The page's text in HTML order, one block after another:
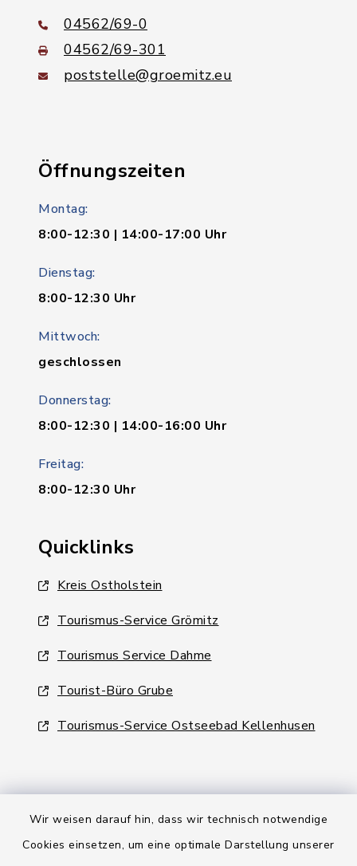
Wir weisen darauf hin, dass wir technisch notwendige
Cookies einsetzen, um eine optimale Darstellung unserer
04562/69-0
04562/69-301
poststelle@groemitz.eu
Öffnungszeiten
Montag:
8:00-12:30 | 14:00-17:00 Uhr
Dienstag:
8:00-12:30 Uhr
Mittwoch:
geschlossen
Donnerstag:
8:00-12:30 | 14:00-16:00 Uhr
Freitag:
8:00-12:30 Uhr
Quicklinks
Kreis Ostholstein
Tourismus-Service Grömitz
Tourismus Service Dahme
Tourist-Büro Grube
Tourismus-Service Ostseebad Kellenhusen
Kontakt